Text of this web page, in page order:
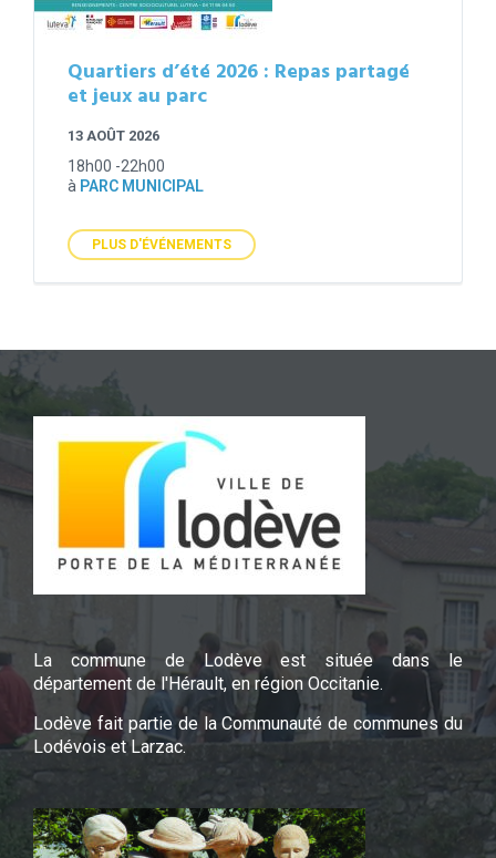
Quartiers d’été 2026 : Repas partagé
et jeux au parc
13 AOÛT 2026
18h00 -22h00
à PARC MUNICIPAL
PLUS D'ÉVÉNEMENTS
La commune de Lodève est située dans le
département de l'Hérault, en région Occitanie.
Lodève fait partie de la Communauté de communes du
Lodévois et Larzac.